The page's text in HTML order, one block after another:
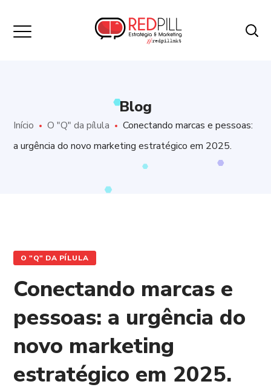
Blog
Início O "Q" da pílula
Conectando marcas e pessoas:
a urgência do novo marketing estratégico em 2025.
O "Q" DA PÍLULA
Conectando marcas e
pessoas: a urgência do
novo marketing
estratégico em 2025.